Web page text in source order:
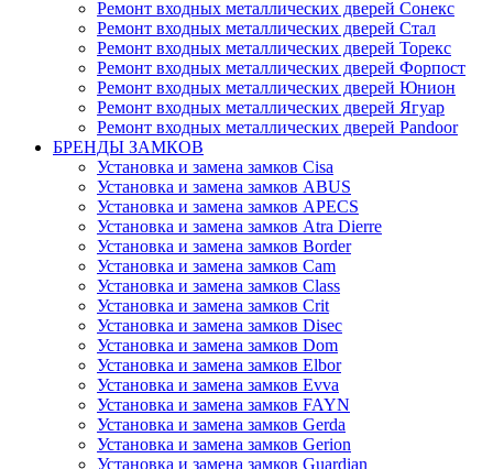
Ремонт входных металлических дверей Сонекс
Ремонт входных металлических дверей Стал
Ремонт входных металлических дверей Торекс
Ремонт входных металлических дверей Форпост
Ремонт входных металлических дверей Юнион
Ремонт входных металлических дверей Ягуар
Ремонт входных металлических дверей Pandoor
БРЕНДЫ ЗАМКОВ
Установка и замена замков Cisa
Установка и замена замков ABUS
Установка и замена замков APECS
Установка и замена замков Atra Dierre
Установка и замена замков Border
Установка и замена замков Cam
Установка и замена замков Class
Установка и замена замков Crit
Установка и замена замков Disec
Установка и замена замков Dom
Установка и замена замков Elbor
Установка и замена замков Evva
Установка и замена замков FAYN
Установка и замена замков Gerda
Установка и замена замков Gerion
Установка и замена замков Guardian